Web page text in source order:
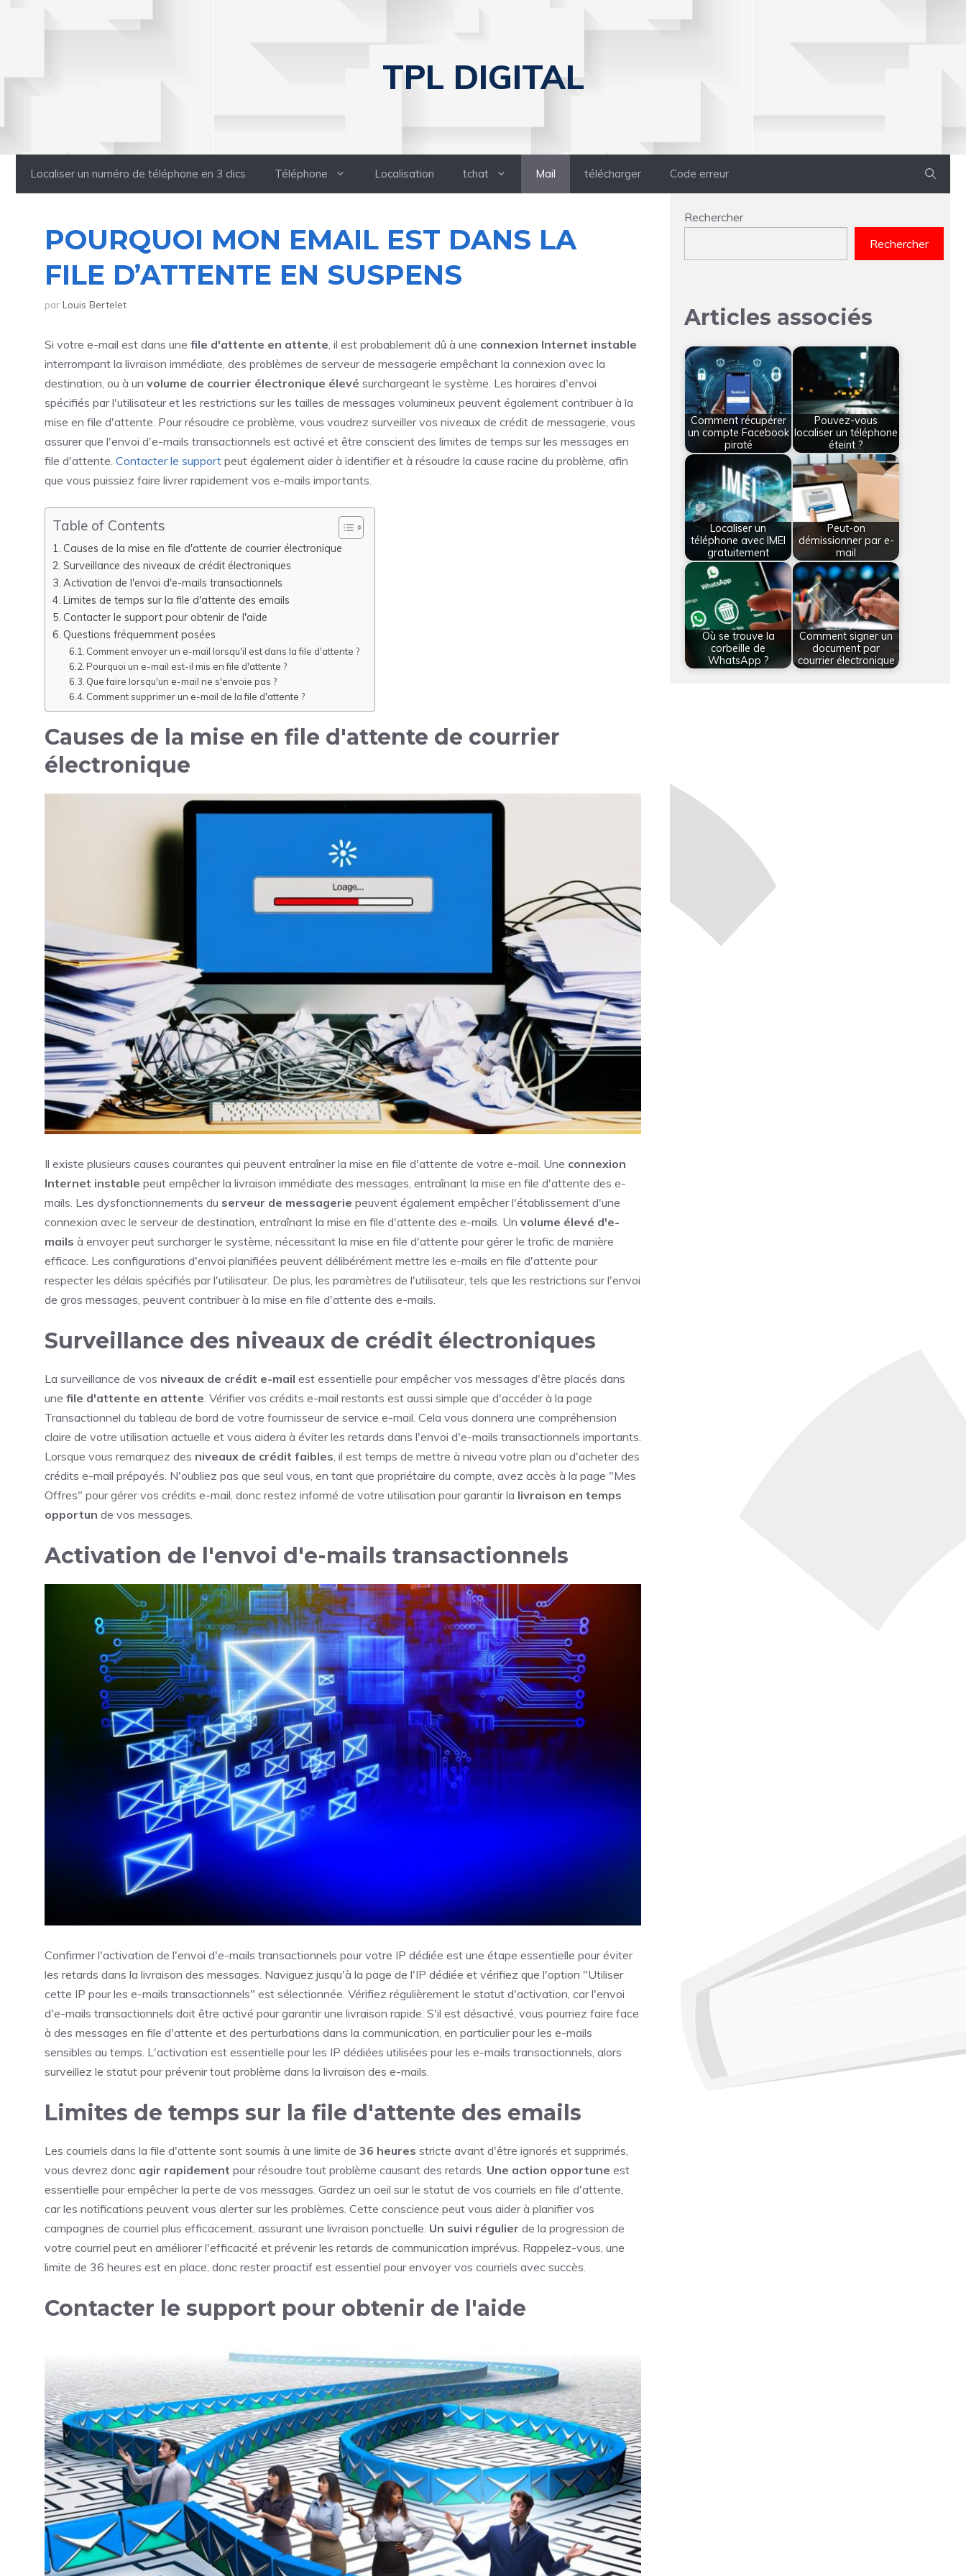
TPL DIGITAL
Localiser un numéro de téléphone en 3 clics Téléphone Localisation tchat Mail télécharger Code erreur
POURQUOI MON EMAIL EST DANS LA
FILE D’ATTENTE EN SUSPENS
par Louis Bertelet
Si votre e-mail est dans une file d'attente en attente , il est probablement dû à une connexion Internet instable
interrompant la livraison immédiate, des problèmes de serveur de messagerie empêchant la connexion avec la
destination, ou à un volume de courrier électronique élevé surchargeant le système. Les horaires d'envoi
spécifiés par l'utilisateur et les restrictions sur les tailles de messages volumineux peuvent également contribuer à la
mise en file d'attente. Pour résoudre ce problème, vous voudrez surveiller vos niveaux de crédit de messagerie, vous
assurer que l'envoi d'e-mails transactionnels est activé et être conscient des limites de temps sur les messages en
file d'attente. Contacter le support peut également aider à identifier et à résoudre la cause racine du problème, afin
que vous puissiez faire livrer rapidement vos e-mails importants.
Table of Contents
Causes de la mise en file d'attente de courrier électronique
Surveillance des niveaux de crédit électroniques
Activation de l'envoi d'e-mails transactionnels
Limites de temps sur la file d'attente des emails
Contacter le support pour obtenir de l'aide
Questions fréquemment posées
Comment envoyer un e-mail lorsqu'il est dans la file d'attente ?
Pourquoi un e-mail est-il mis en file d'attente ?
Que faire lorsqu'un e-mail ne s'envoie pas ?
Comment supprimer un e-mail de la file d'attente ?
Causes de la mise en file d'attente de courrier
électronique
Il existe plusieurs causes courantes qui peuvent entraîner la mise en file d'attente de votre e-mail. Une connexion
Internet instable peut empêcher la livraison immédiate des messages, entraînant la mise en file d'attente des e-
mails. Les dysfonctionnements du serveur de messagerie peuvent également empêcher l'établissement d'une
connexion avec le serveur de destination, entraînant la mise en file d'attente des e-mails. Un volume élevé d'e-
mails à envoyer peut surcharger le système, nécessitant la mise en file d'attente pour gérer le trafic de manière
efficace. Les configurations d'envoi planifiées peuvent délibérément mettre les e-mails en file d'attente pour
respecter les délais spécifiés par l'utilisateur. De plus, les paramètres de l'utilisateur, tels que les restrictions sur l'envoi
de gros messages, peuvent contribuer à la mise en file d'attente des e-mails.
Surveillance des niveaux de crédit électroniques
La surveillance de vos niveaux de crédit e-mail est essentielle pour empêcher vos messages d'être placés dans
une file d'attente en attente. Vérifier vos crédits e-mail restants est aussi simple que d'accéder à la page
Transactionnel du tableau de bord de votre fournisseur de service e-mail. Cela vous donnera une compréhension
claire de votre utilisation actuelle et vous aidera à éviter les retards dans l'envoi d'e-mails transactionnels importants.
Lorsque vous remarquez des niveaux de crédit faibles, il est temps de mettre à niveau votre plan ou d'acheter des
crédits e-mail prépayés. N'oubliez pas que seul vous, en tant que propriétaire du compte, avez accès à la page "Mes
Offres" pour gérer vos crédits e-mail, donc restez informé de votre utilisation pour garantir la livraison en temps
opportun de vos messages.
Activation de l'envoi d'e-mails transactionnels
Confirmer l'activation de l'envoi d'e-mails transactionnels pour votre IP dédiée est une étape essentielle pour éviter
les retards dans la livraison des messages. Naviguez jusqu'à la page de l'IP dédiée et vérifiez que l'option "Utiliser
cette IP pour les e-mails transactionnels" est sélectionnée. Vérifiez régulièrement le statut d'activation, car l'envoi
d'e-mails transactionnels doit être activé pour garantir une livraison rapide. S'il est désactivé, vous pourriez faire face
à des messages en file d'attente et des perturbations dans la communication, en particulier pour les e-mails
sensibles au temps. L'activation est essentielle pour les IP dédiées utilisées pour les e-mails transactionnels, alors
surveillez le statut pour prévenir tout problème dans la livraison des e-mails.
Limites de temps sur la file d'attente des emails
Les courriels dans la file d'attente sont soumis à une limite de 36 heures stricte avant d'être ignorés et supprimés,
vous devrez donc agir rapidement pour résoudre tout problème causant des retards. Une action opportune est
essentielle pour empêcher la perte de vos messages. Gardez un oeil sur le statut de vos courriels en file d'attente,
car les notifications peuvent vous alerter sur les problèmes. Cette conscience peut vous aider à planifier vos
campagnes de courriel plus efficacement, assurant une livraison ponctuelle. Un suivi régulier de la progression de
votre courriel peut en améliorer l'efficacité et prévenir les retards de communication imprévus. Rappelez-vous, une
limite de 36 heures est en place, donc rester proactif est essentiel pour envoyer vos courriels avec succès.
Contacter le support pour obtenir de l'aide
Rechercher
Rechercher
Articles associés
Comment récupérer
un compte Facebook
piraté
Pouvez-vous
localiser un téléphone
éteint ?
Localiser un
téléphone avec IMEI
gratuitement
Peut-on
démissionner par e-
mail
Où se trouve la
corbeille de
WhatsApp ?
Comment signer un
document par
courrier électronique